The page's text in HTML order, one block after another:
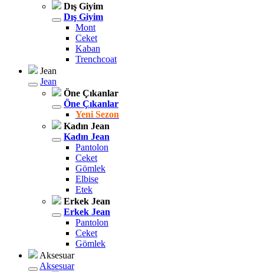
Dış Giyim
Dış Giyim
Mont
Ceket
Kaban
Trenchcoat
Jean
Jean
Öne Çıkanlar
Öne Çıkanlar
Yeni Sezon
Kadın Jean
Kadın Jean
Pantolon
Ceket
Gömlek
Elbise
Etek
Erkek Jean
Erkek Jean
Pantolon
Ceket
Gömlek
Aksesuar
Aksesuar